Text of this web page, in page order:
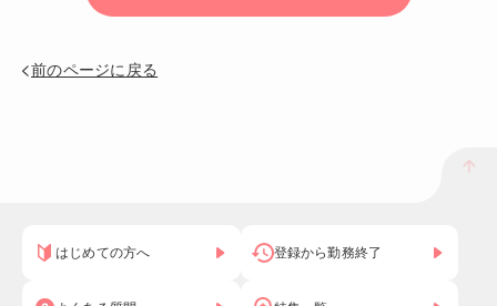
前のページに戻る
はじめての方へ 登録から勤務終了